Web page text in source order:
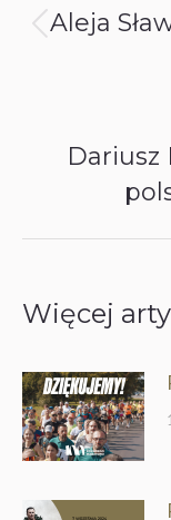
wpisów
Aleja
Dariusz
Więcej